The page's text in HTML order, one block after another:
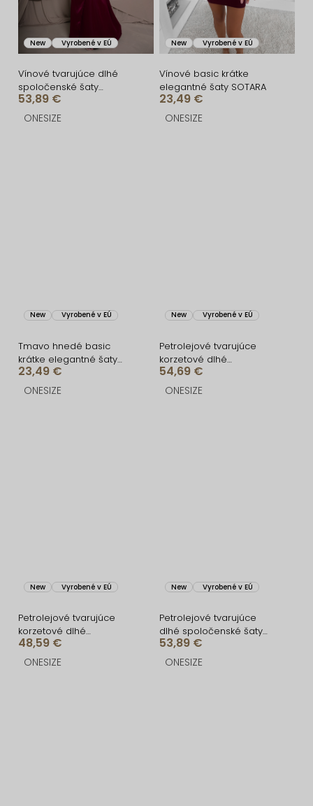
New Vyrobené v EÚ
Vínové tvarujúce dlhé
spoločenské šaty
CRUNCHA na jedno
rameno
53,89 €
ONESIZE
New Vyrobené v EÚ
Vínové basic krátke
elegantné šaty SOTARA
23,49 €
ONESIZE
New Vyrobené v EÚ
Tmavo hnedé basic
krátke elegantné šaty
SOTARA
23,49 €
ONESIZE
New Vyrobené v EÚ
Petrolejové tvarujúce
korzetové dlhé
spoločenské šaty
FRUESTA
54,69 €
ONESIZE
New Vyrobené v EÚ
Petrolejové tvarujúce
korzetové dlhé
spoločenské šaty
BRANFLA
48,59 €
ONESIZE
New Vyrobené v EÚ
Petrolejové tvarujúce
dlhé spoločenské šaty
CRUNCHA na jedno
rameno
53,89 €
ONESIZE